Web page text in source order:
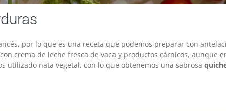
por lo que es una receta que podemos preparar con
crema de leche fresca de vaca y productos cárnicos, aunque
utilizado nata vegetal, con lo que obtenemos una sabrosa